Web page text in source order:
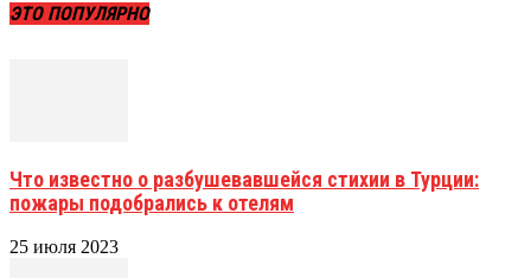
ЭТО ПОПУЛЯРНО
Что известно о разбушевавшейся стихии в Турции:
пожары подобрались к отелям
25 июля 2023